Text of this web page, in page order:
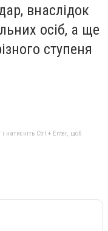
внаслідок
осіб, а ще
ступеня
натисніть Ctrl + Enter, щоб